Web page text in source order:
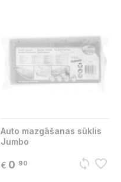
Auto mazgāšanas sūklis
Jumbo
€ 0 90 sync favorite_border